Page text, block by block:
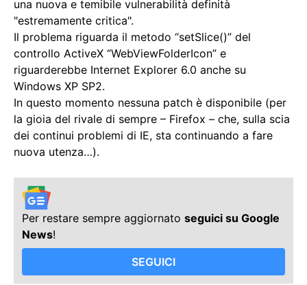
una nuova e temibile vulnerabilità definità
"estremamente critica".
Il problema riguarda il metodo “setSlice()” del
controllo ActiveX “WebViewFolderIcon” e
riguarderebbe Internet Explorer 6.0 anche su
Windows XP SP2.
In questo momento nessuna patch è disponibile (per
la gioia del rivale di sempre – Firefox – che, sulla scia
dei continui problemi di IE, sta continuando a fare
nuova utenza…).
Per restare sempre aggiornato seguici su Google
News!
SEGUICI